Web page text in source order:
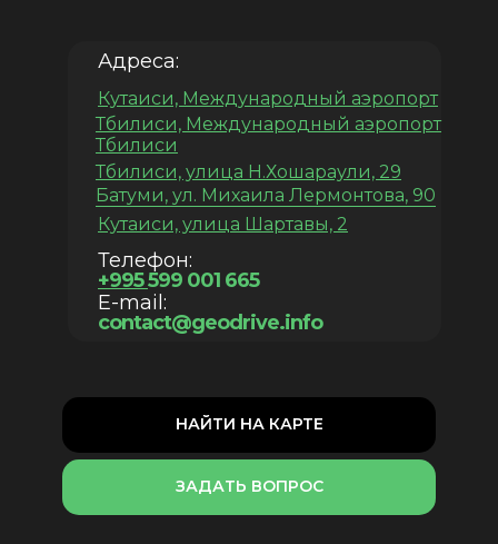
Батуми, ул. Михаила Лермонтова, 90
Телефон:
+995599 001 665
E-mail:
contact@geodrive.info
Адреса:
ЗАДАТЬ ВОПРОС
НАЙТИ НА КАРТЕ
Кутаиси, улица Шартавы, 2
Тбилиси, улица Н.Хошараули, 29
Тбилиси, Международный аэропорт
Тбилиси
Кутаиси, Международный аэропорт